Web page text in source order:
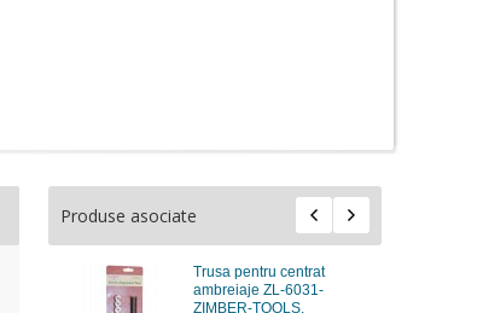
Produse asociate
Trusa pentru centrat
ambreiaje ZL-6031-
ZIMBER-TOOLS.